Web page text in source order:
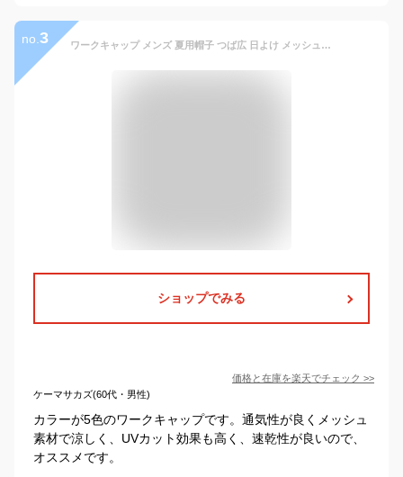
no. 3 ワークキャップ メンズ 夏用帽子 つば広 日よけ メッシュ 通気性 速乾 サイズ調節 涼しい シンプル アウトドア 夏新作 きれいめ おしゃれ 送料無料
ショップでみる
価格と在庫を楽天でチェック >>
ケーマサカズ(60代・男性)
カラーが5色のワークキャップです。通気性が良くメッシュ
素材で涼しく、UVカット効果も高く、速乾性が良いので、
オススメです。